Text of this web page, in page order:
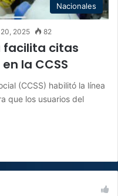
Nacionales
2025 82
facilita citas
la CCSS
(CCSS) habilitó la línea
que los usuarios del